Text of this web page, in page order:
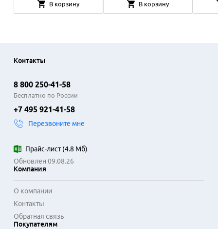
В корзину В корзину
Контакты
8 800 250-41-58
Бесплатно по России
+7 495 921-41-58
Перезвоните мне
Прайс-лист(4.8 Мб)
Обновлен 09.08.26
Компания
О компании
Контакты
Обратная связь
Покупателям